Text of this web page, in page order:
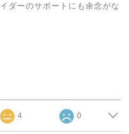
ダーのサポートにも余念がな
4 0